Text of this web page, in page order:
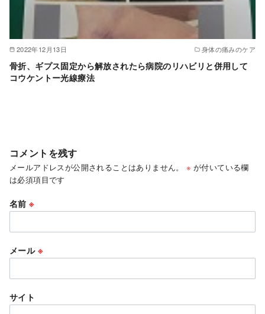
2022年12月13日 身体の痛みのケア
骨折、ギプス固定から解放されたら病院のリハビリと併用して
コウケントー光線療法
コメントを残す
メールアドレスが公開されることはありません。 ※ が付いている欄
は必須項目です
名前※
メール ※
サイト